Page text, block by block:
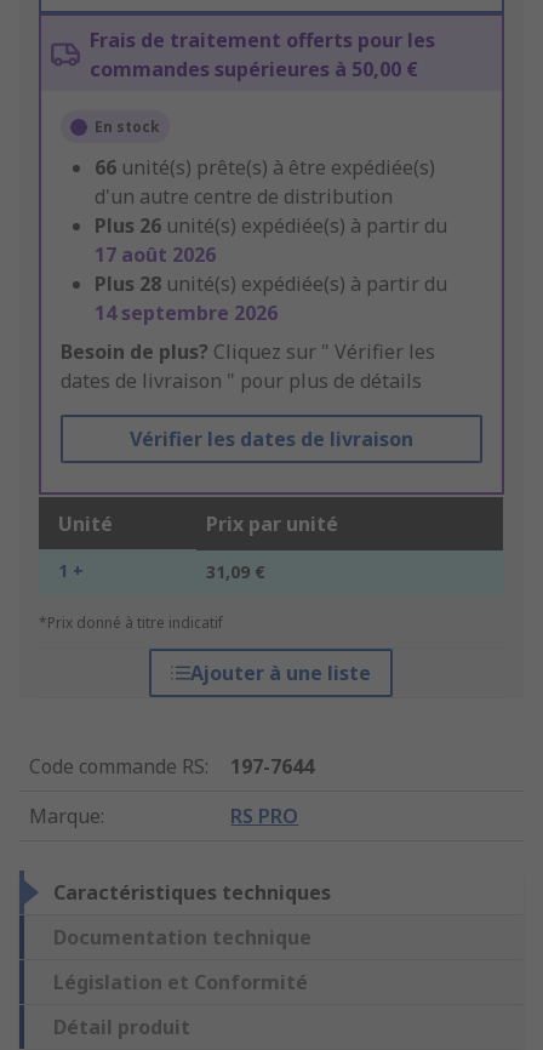
Frais de traitement offerts pour les
commandes supérieures à 50,00 €
En stock
66 unité(s) prête(s) à être expédiée(s)
d'un autre centre de distribution
Plus 26 unité(s) expédiée(s) à partir du
17 août 2026
Plus 28 unité(s) expédiée(s) à partir du
14 septembre 2026
Besoin de plus? Cliquez sur " Vérifier les
dates de livraison " pour plus de détails
Vérifier les dates de livraison
Unité Prix par unité
1 + 31,09 €
*Prix donné à titre indicatif
Ajouter à une liste
Code commande RS:
197-7644
Marque: RS PRO
Caractéristiques techniques
Documentation technique
Législation et Conformité
Détail produit